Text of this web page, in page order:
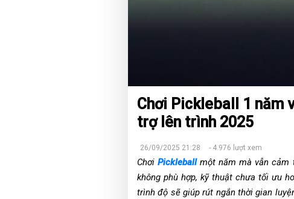
Chơi Pickleball 1 năm
trợ lên trình 2025
26/09/2025 21:28 - 4.976 lượt xem
ChơiPickleballmột năm mà vẫn cảm
không phù hợp, kỹ thuật chưa tối ưu
trình độ sẽ giúp rút ngắn thời gian